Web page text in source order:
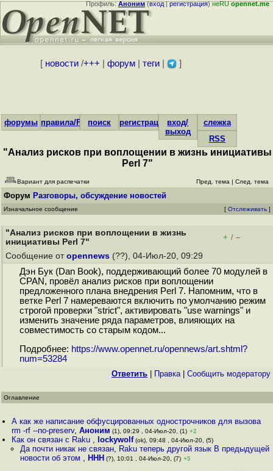
Профиль:Аноним(вход|регистрация)неRUopennet.me
[ новости/+++ форум| теги| ]
форумы правила/FAQпоиск регистрациявход/
выход
слежка
RSS
"Анализ рисков при воплощении в жизнь инициативы
Perl 7"
Вариант для распечатки Пред. тема | След. тема
Форум Разговоры, обсуждение новостей
Изначальное сообщение [ Отслеживать ]
"Анализ рисков при воплощении в жизнь
инициативы Perl 7"
+ / –
Сообщение от opennews (??), 04-Июл-20, 09:29
Дэн Бук (Dan Book), поддерживающий более 70 модулей в
CPAN, провёл анализ рисков при воплощении
предложенного плана внедрения Perl 7. Напомним, что в
ветке Perl 7 намереваются включить по умолчанию режим
строгой проверки "strict", активировать "use warnings" и
изменить значение ряда параметров, влияющих на
совместимость со старым кодом...
Подробнее: https://www.opennet.ru/opennews/art.shtml?
num=53284
Ответить Правка| Cообщить модератору
Оглавление
А как же написание обфусцированных однострочников для вызова
rm -rf --no-preserv,Аноним (1), 09:29 , 04-Июл-20, (1) +2
Как он связан с Raku , lockywolf(ok), 09:48 , 04-Июл-20, (5)
Да почти никак не связан, Raku теперь другой язык В предыдущей
новости об этом , ННН (?), 10:01 , 04-Июл-20, (7) +5